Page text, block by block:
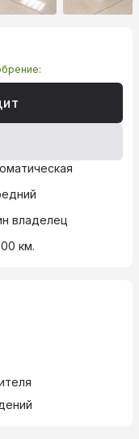
владелец
км.